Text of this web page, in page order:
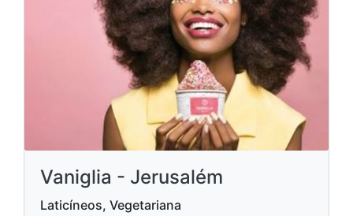
Vaniglia - Jerusalém
Laticíneos, Vegetariana